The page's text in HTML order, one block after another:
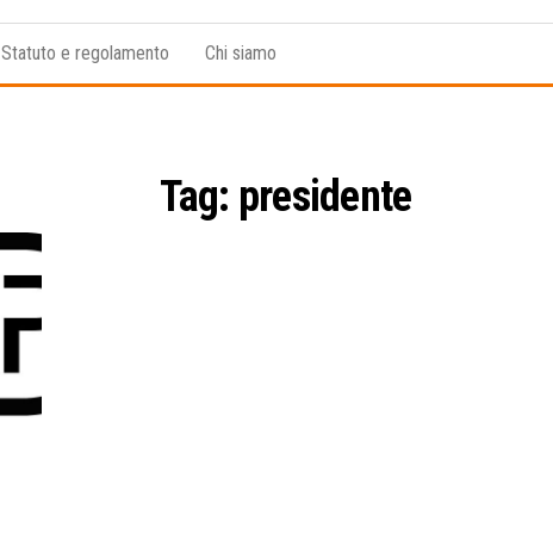
Statuto e regolamento Chi siamo
Tag: presidente